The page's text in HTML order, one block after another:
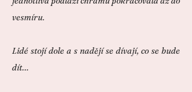
vesmíru.
Lidé stojí dole a s nadějí se dívají, co se bude
dít…